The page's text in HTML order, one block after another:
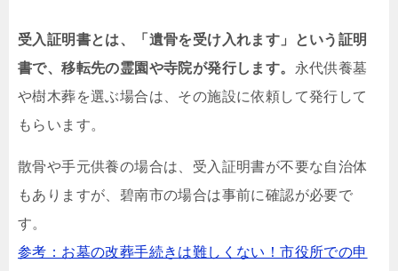
受入証明書とは、「遺骨を受け入れます」という証明
書で、移転先の霊園や寺院が発行します。 永代供養墓
や樹木葬を選ぶ場合は、その施設に依頼して発行して
もらいます。
散骨や手元供養の場合は、受入証明書が不要な自治体
もありますが、碧南市の場合は事前に確認が必要で
す。
参考：お墓の改葬手続きは難しくない！市役所での申